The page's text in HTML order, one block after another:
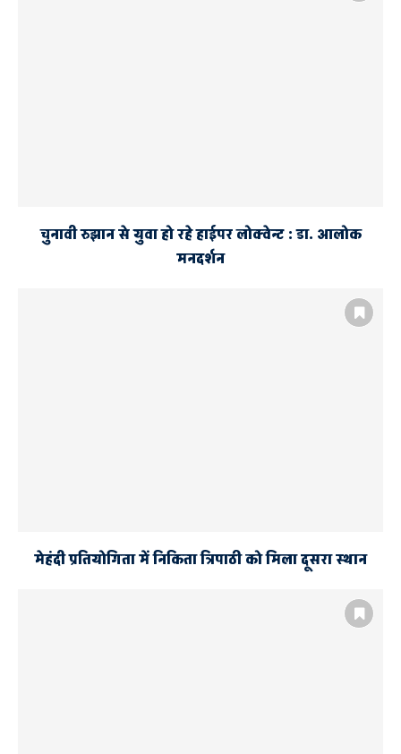
चुनावी रुझान से युवा हो रहे हाईपर लोक्वेन्ट : डा. आलोक
मनदर्शन
मेहंदी प्रतियोगिता में निकिता त्रिपाठी को मिला दूसरा स्थान